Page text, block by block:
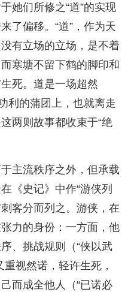
她们所修之“道”的实现
了偏移。“道”，作为天
有立场的立场，是不着
寒塘不留下鹤的脚印和
死。道是一场超然
利的蒲团上，也就离走
两则故事都收束于“绝
主流秩序之外，但承载
《史记》中作“游侠列
客分而列之。游侠，在
力的身份：一方面，他
、挑战规则（“侠以武
视然诺，轻许生死，
而成全他人（“已诺必